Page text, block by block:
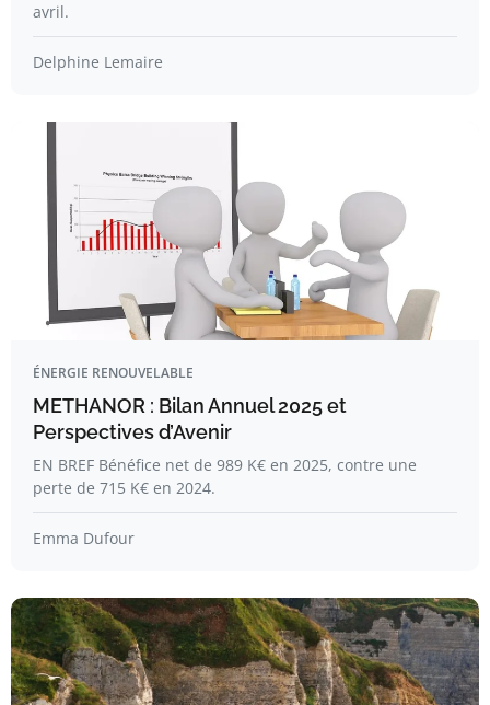
avril.
Delphine Lemaire
ÉNERGIE RENOUVELABLE
METHANOR : Bilan Annuel 2025 et
Perspectives d’Avenir
EN BREF Bénéfice net de 989 K€ en 2025, contre une
perte de 715 K€ en 2024.
Emma Dufour